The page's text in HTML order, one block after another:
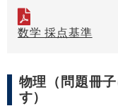
数学 採点基準
物理（問題冊
す）